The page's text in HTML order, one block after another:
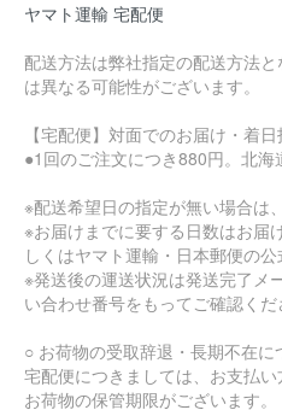
ヤマト運輸 宅配便
配送方法は弊社指定の配送方法
は異なる可能性がございます。
【宅配便】対面でのお届け・着
●1回のご注文につき880円。北海
※配送希望日の指定が無い場合は
※お届けまでに要する日数はお届
しくはヤマト運輸・日本郵便の
※発送後の運送状況は発送完了メ
い合わせ番号をもってご確認くだ
○ お荷物の受取辞退・長期不在に
宅配便につきましては、お支払
お荷物の保管期限がございます。